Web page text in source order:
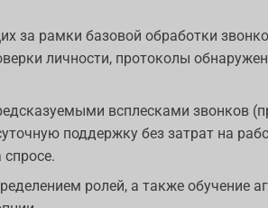
за рамки базовой обработки
личности, протоколы
всплесками звонков
поддержку без затрат на
ролей, а также обучение